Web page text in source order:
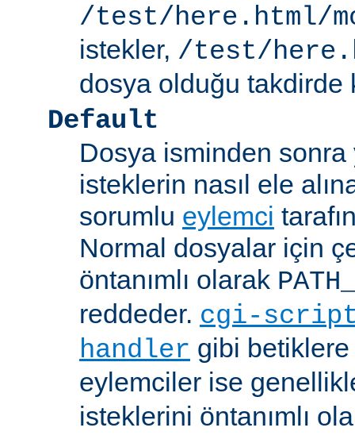
/test/here.html/
istekler, /test/
dosya olduğu takdirde
Default
Dosya isminden
isteklerin nasıl ele
sorumlu eylemci
Normal dosyalar için
öntanımlı olarak
reddeder. cgi-
handler gibi
eylemciler ise
isteklerini öntanımlı